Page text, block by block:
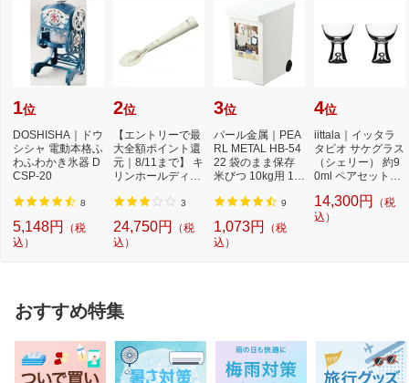
1位
DOSHISHA｜ドウ
シシャ 電動本格ふ
わふわかき氷器 D
CSP-20
8
5,148円
（税
込）
2位
【エントリーで最
大全額ポイント還
元｜8/11まで】 キ
リンホールディン
3
24,750円
（税
込）
3位
パール金属｜PEA
RL METAL HB-54
22 袋のまま保存
米びつ 10kg用 1合
9
1,073円
（税
込）
4位
iittala｜イッタラ
タピオ サケグラス
（シェリー） 約9
0ml ペアセット
14,300円
（税
込）
おすすめ特集